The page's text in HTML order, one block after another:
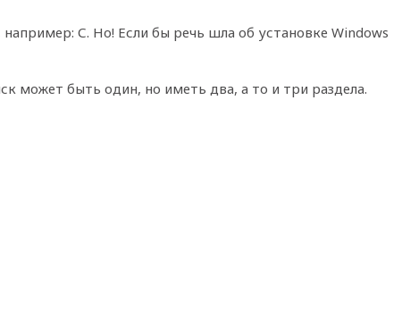
С. Но! Если бы речь шла об установке Windows
может быть один, но иметь два, а то и три раздела.